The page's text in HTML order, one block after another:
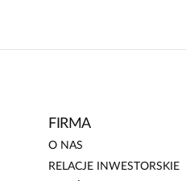
swoje konsekwencje.
idealna na upały.
FIRMA
O NAS
RELACJE INWESTORSKIE